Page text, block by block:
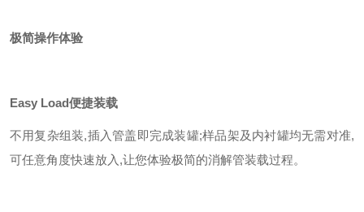
极简操作体验
Easy Load便捷装载
不用复杂组装,插入管盖即完成装罐;样品架及内衬罐均无需对准,
可任意角度快速放入 ,让您体验极简的消解管装载过程。